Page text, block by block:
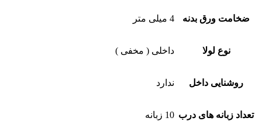
ضخامت ورق بدنه 4 میلی متر
نوع لولا داخلی ( مخفی )
روشنایی داخل ندارد
تعداد زبانه های درب 10 زبانه